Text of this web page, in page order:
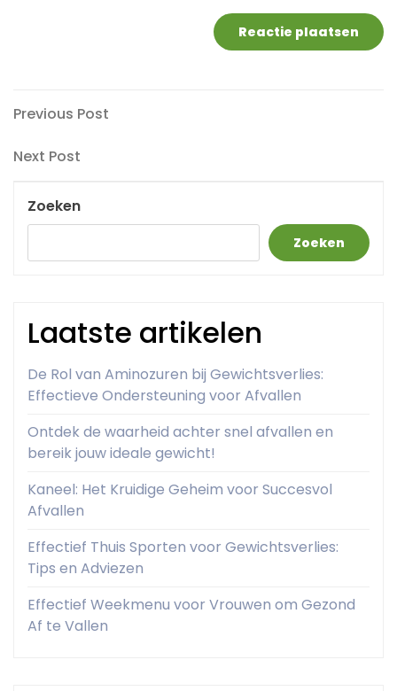
Berichtnavigatie
Previous
Previous Post
Next
Next Post
Zoeken
Zoeken
Laatste artikelen
De Rol van Aminozuren bij Gewichtsverlies:
Effectieve Ondersteuning voor Afvallen
Ontdek de waarheid achter snel afvallen en
bereik jouw ideale gewicht!
Kaneel: Het Kruidige Geheim voor Succesvol
Afvallen
Effectief Thuis Sporten voor Gewichtsverlies:
Tips en Adviezen
Effectief Weekmenu voor Vrouwen om Gezond
Af te Vallen